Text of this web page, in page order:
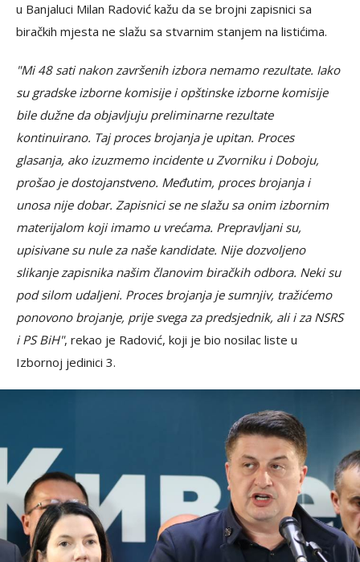
u Banjaluci Milan Radović kažu da se brojni zapisnici sa
biračkih mjesta ne slažu sa stvarnim stanjem na listićima.
"Mi 48 sati nakon završenih izbora nemamo rezultate. Iako
su gradske izborne komisije i opštinske izborne komisije
bile dužne da objavljuju preliminarne rezultate
kontinuirano. Taj proces brojanja je upitan. Proces
glasanja, ako izuzmemo incidente u Zvorniku i Doboju,
prošao je dostojanstveno. Međutim, proces brojanja i
unosa nije dobar. Zapisnici se ne slažu sa onim izbornim
materijalom koji imamo u vrećama. Prepravljani su,
upisivane su nule za naše kandidate. Nije dozvoljeno
slikanje zapisnika našim članovim biračkih odbora. Neki su
pod silom udaljeni. Proces brojanja je sumnjiv, tražićemo
ponovono brojanje, prije svega za predsjednik, ali i za NSRS
i PS BiH", rekao je Radović, koji je bio nosilac liste u
Izbornoj jedinici 3.